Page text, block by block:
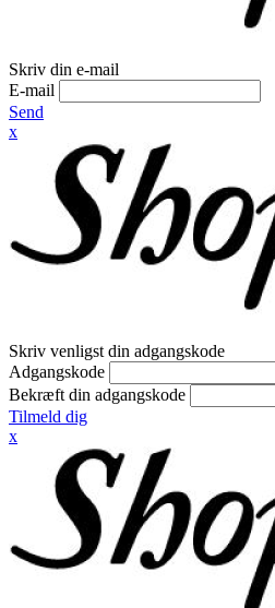
Skriv din e-mail
E-mail
Send
x
Skriv venligst din adgangskode
Adgangskode
Bekræft din adgangskode
Tilmeld dig
x